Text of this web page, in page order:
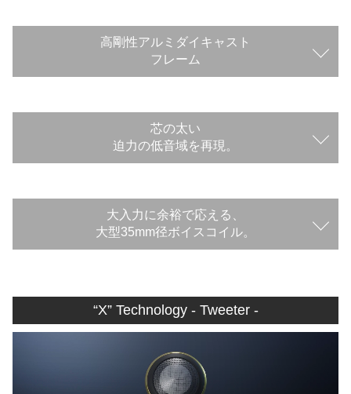
高剛性アルミダイキャスト
フレーム
芯の太い
迫力の低音域を再現。
大入力に余裕で応える、
大型35mm径ボイスコイル。
“X” Technology - Tweeter -